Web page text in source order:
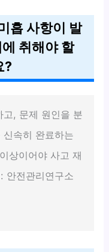
흡 사항이 발
취해야 할
?
, 문제 원인을 분
속히 완료하는
이상이어야 사고 재
안전관리연구소